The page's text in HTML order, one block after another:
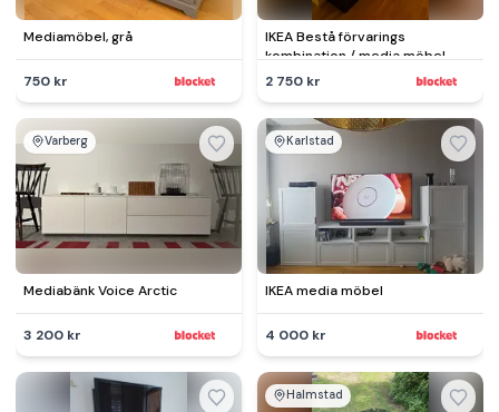
Mediamöbel, grå
750 kr
IKEA Bestå förvarings
kombination / media möbel
2 750 kr
Varberg
Mediabänk Voice Arctic
3 200 kr
Karlstad
IKEA media möbel
4 000 kr
Halmstad